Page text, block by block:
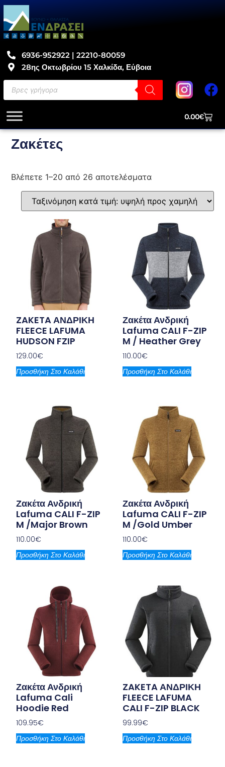
6936-952922 | 22210-80059
28ης Οκτωβρίου 15 Χαλκίδα, Εύβοια
0.00€
Ζακέτες
Βλέπετε 1–20 από 26 αποτελέσματα
ZAKETA ΑΝΔΡΙΚΗ
FLEECE LAFUMA
HUDSON FZIP
129.00€
Προσθήκη Στο Καλάθι
Ζακέτα Ανδρική
Lafuma CALI F-ZIP
M / Heather Grey
110.00€
Προσθήκη Στο Καλάθι
Ζακέτα Ανδρική
Lafuma CALI F-ZIP
M /Major Brown
110.00€
Προσθήκη Στο Καλάθι
Ζακέτα Ανδρική
Lafuma CALI F-ZIP
M /Gold Umber
110.00€
Προσθήκη Στο Καλάθι
Ζακέτα Ανδρική
Lafuma Cali
Hoodie Red
109.95€
Προσθήκη Στο Καλάθι
ZAKETA ΑΝΔΡΙΚΗ
FLEECE LAFUMA
CALI F-ZIP BLACK
99.99€
Προσθήκη Στο Καλάθι